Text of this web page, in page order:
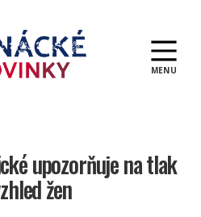
MENU
upozorňuje na tlak
žen